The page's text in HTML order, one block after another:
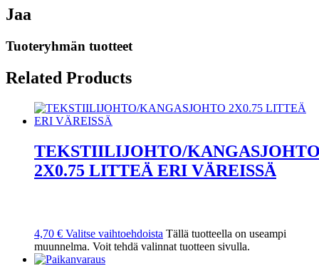
Jaa
Tuoteryhmän tuotteet
Related Products
TEKSTIILIJOHTO/
2X0.75 LITTEÄ ERI VÄREISSÄ
4,70 € Valitse vaihtoehdoista Tällä tuotteella on useampi
muunnelma. Voit tehdä valinnat tuotteen sivulla.